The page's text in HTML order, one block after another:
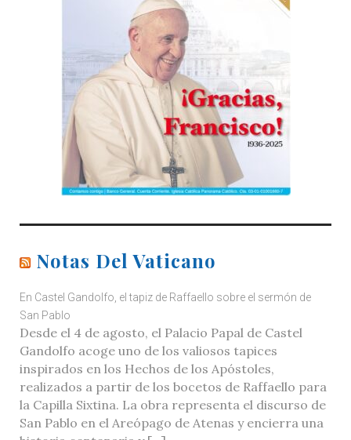
Notas Del Vaticano
En Castel Gandolfo, el tapiz de Raffaello sobre el sermón de
San Pablo
Desde el 4 de agosto, el Palacio Papal de Castel
Gandolfo acoge uno de los valiosos tapices
inspirados en los Hechos de los Apóstoles,
realizados a partir de los bocetos de Raffaello para
la Capilla Sixtina. La obra representa el discurso de
San Pablo en el Areópago de Atenas y encierra una